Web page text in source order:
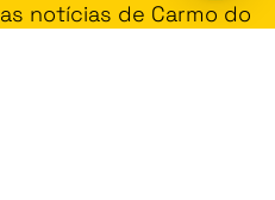
as notícias de Carmo do